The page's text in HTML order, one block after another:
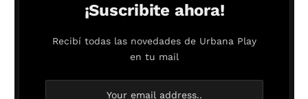
¡Suscribite ahora!
Recibí todas las novedades de Urbana Play
en tu mail